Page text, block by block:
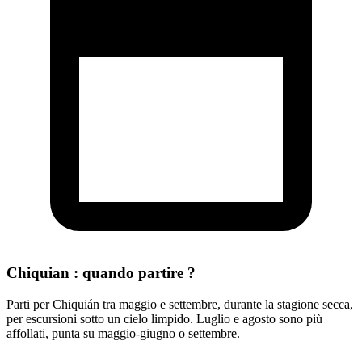
Chiquian : quando partire ?
Parti per Chiquián tra maggio e settembre, durante la stagione secca,
per escursioni sotto un cielo limpido. Luglio e agosto sono più
affollati, punta su maggio-giugno o settembre.